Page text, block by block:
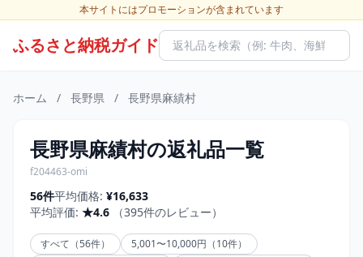
本サイトにはプロモーションが含まれています
ふるさと納税ガイド
ホーム / 長野県 / 長野県麻績村
長野県麻績村の返礼品一覧
f204463-omi
56件平均価格: ¥16,633
平均評価: ★4.6 （395件のレビュー）
すべて（56件）
5,001〜10,000円（10件）